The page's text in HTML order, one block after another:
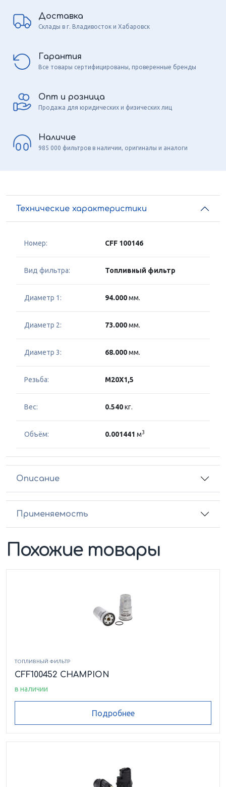
Доставка
Склады в г. Владивосток и Хабаровск
Гарантия
Все товары сертифицированы, проверенные бренды
Опт и розница
Продажа для юридических и физических лиц
Наличие
985 000 фильтров в наличии, оригиналы и аналоги
Технические характеристики
Номер: CFF 100146
Вид фильтра: Топливный фильтр
Диаметр 1: 94.000мм.
Диаметр 2: 73.000мм.
Диаметр 3: 68.000мм.
Резьба: M20X1,5
Вес: 0.540кг.
Объём: 0.001441 м3
Описание
Применяемость
Похожие товары
ТОПЛИВНЫЙ ФИЛЬТР
CFF100452 CHAMPION
в наличии
Подробнее